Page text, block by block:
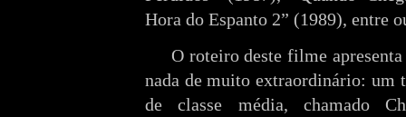
Hora do Espanto 2” (1989), entre
O roteiro deste filme apresenta
nada de muito extraordinário: um
de classe média, chamado